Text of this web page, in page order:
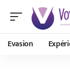
Evasion